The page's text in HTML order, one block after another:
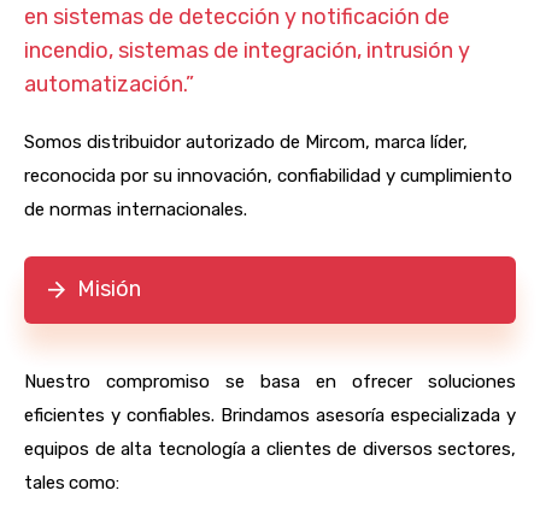
en sistemas de detección y notificación de
incendio, sistemas de integración, intrusión y
automatización.”
Somos distribuidor autorizado de Mircom, marca líder,
reconocida por su innovación, confiabilidad y cumplimiento
de normas internacionales.
Misión
Nuestro compromiso se basa en ofrecer soluciones
eficientes y confiables. Brindamos asesoría especializada y
equipos de alta tecnología a clientes de diversos sectores,
tales como: